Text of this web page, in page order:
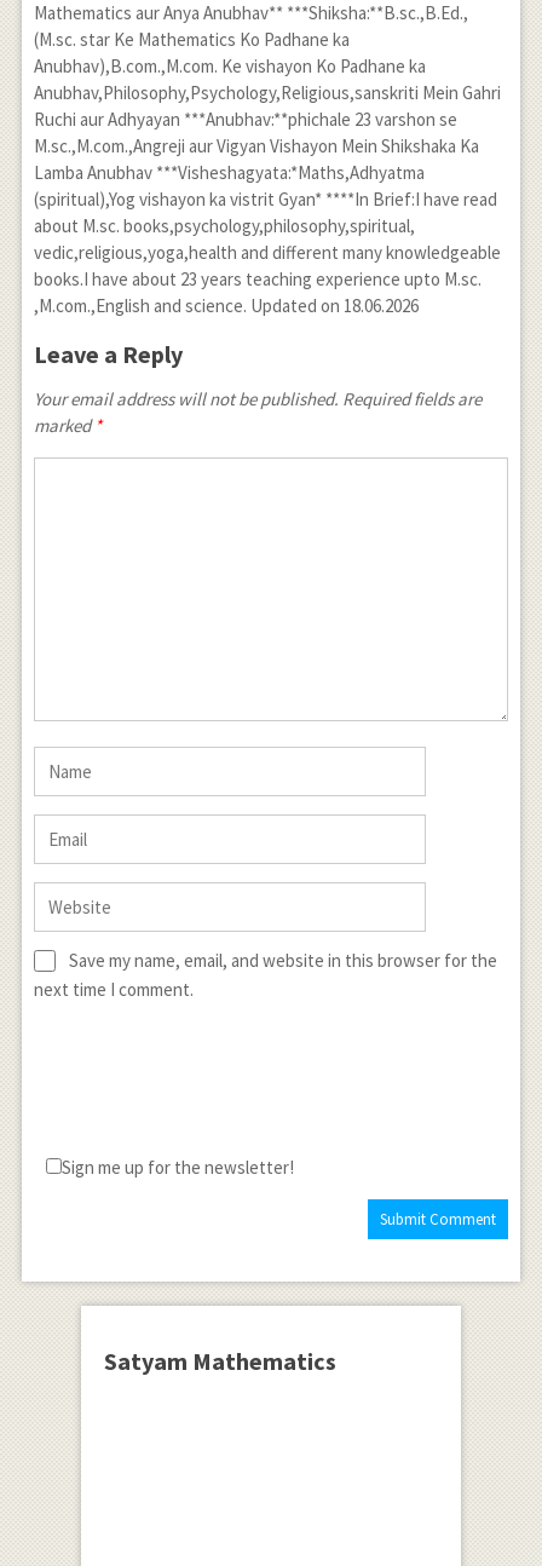
Mathematics aur Anya Anubhav** ***Shiksha:**B.sc.,B.Ed.,
(M.sc. star Ke Mathematics Ko Padhane ka
Anubhav),B.com.,M.com. Ke vishayon Ko Padhane ka
Anubhav,Philosophy,Psychology,Religious,sanskriti Mein Gahri
Ruchi aur Adhyayan ***Anubhav:**phichale 23 varshon se
M.sc.,M.com.,Angreji aur Vigyan Vishayon Mein Shikshaka Ka
Lamba Anubhav ***Visheshagyata:*Maths,Adhyatma
(spiritual),Yog vishayon ka vistrit Gyan* ****In Brief:I have read
about M.sc. books,psychology,philosophy,spiritual,
vedic,religious,yoga,health and different many knowledgeable
books.I have about 23 years teaching experience upto M.sc.
,M.com.,English and science. Updated on 18.06.2026
Leave a Reply
Your email address will not be published. Required fields are
marked *
Save my name, email, and website in this browser for the
next time I comment.
Sign me up for the newsletter!
Satyam Mathematics